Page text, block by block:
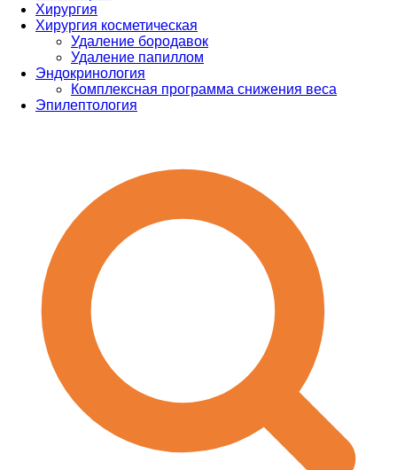
Хирургия
Хирургия косметическая
Удаление бородавок
Удаление папиллом
Эндокринология
Комплексная программа снижения веса
Эпилептология